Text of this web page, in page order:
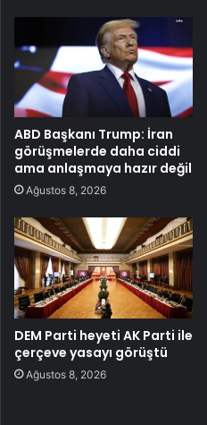
ABD Başkanı Trump: İran
görüşmelerde daha ciddi
ama anlaşmaya hazır değil
Ağustos 8, 2026
DEM Parti heyeti AK Parti ile
çerçeve yasayı görüştü
Ağustos 8, 2026